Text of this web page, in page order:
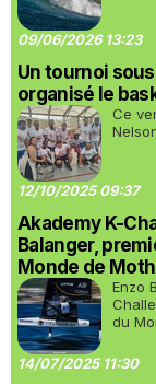
09/06/2026 13:23
Un tournoi sous
organisé le
Ce
12/10/2025 09:37
Akademy K-
Balanger,
Monde de
Enzo
du
14/07/2025 11:30